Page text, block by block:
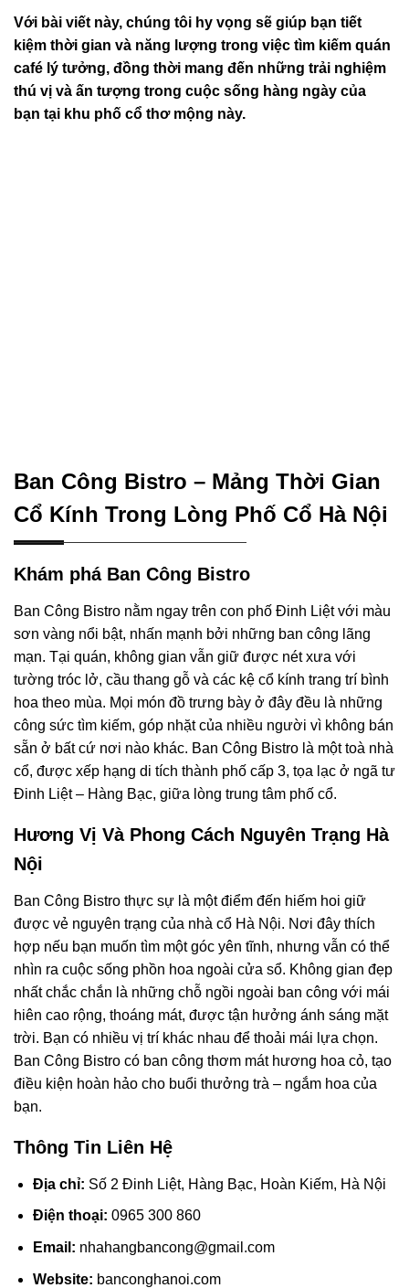
Với bài viết này, chúng tôi hy vọng sẽ giúp bạn tiết
kiệm thời gian và năng lượng trong việc tìm kiếm quán
café lý tưởng, đồng thời mang đến những trải nghiệm
thú vị và ấn tượng trong cuộc sống hàng ngày của
bạn tại khu phố cổ thơ mộng này.
Ban Công Bistro – Mảng Thời Gian
Cổ Kính Trong Lòng Phố Cổ Hà Nội
Khám phá Ban Công Bistro
Ban Công Bistro nằm ngay trên con phố Đinh Liệt với màu
sơn vàng nổi bật, nhấn mạnh bởi những ban công lãng
mạn. Tại quán, không gian vẫn giữ được nét xưa với
tường tróc lở, cầu thang gỗ và các kệ cổ kính trang trí bình
hoa theo mùa. Mọi món đồ trưng bày ở đây đều là những
công sức tìm kiếm, góp nhặt của nhiều người vì không bán
sẵn ở bất cứ nơi nào khác. Ban Công Bistro là một toà nhà
cổ, được xếp hạng di tích thành phố cấp 3, tọa lạc ở ngã tư
Đinh Liệt – Hàng Bạc, giữa lòng trung tâm phố cổ.
Hương Vị Và Phong Cách Nguyên Trạng Hà
Nội
Ban Công Bistro thực sự là một điểm đến hiếm hoi giữ
được vẻ nguyên trạng của nhà cổ Hà Nội. Nơi đây thích
hợp nếu bạn muốn tìm một góc yên tĩnh, nhưng vẫn có thể
nhìn ra cuộc sống phồn hoa ngoài cửa sổ. Không gian đẹp
nhất chắc chắn là những chỗ ngồi ngoài ban công với mái
hiên cao rộng, thoáng mát, được tận hưởng ánh sáng mặt
trời. Bạn có nhiều vị trí khác nhau để thoải mái lựa chọn.
Ban Công Bistro có ban công thơm mát hương hoa cỏ, tạo
điều kiện hoàn hảo cho buổi thưởng trà – ngắm hoa của
bạn.
Thông Tin Liên Hệ
Địa chỉ: Số 2 Đinh Liệt, Hàng Bạc, Hoàn Kiếm, Hà Nội
Điện thoại: 0965 300 860
Email: nhahangbancong@gmail.com
Website: banconghanoi.com